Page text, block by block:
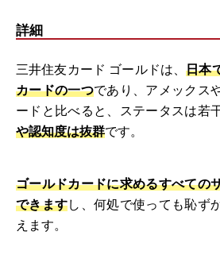
詳細
三井住友カード ゴールドは、日本
カードの一つであり、アメックス
ードと比べると、ステータスは若
や認知度は抜群です。
ゴールドカードに求めるすべての
できますし、何処で使っても恥ず
えます。